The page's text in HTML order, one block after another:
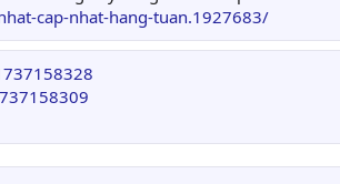
cap-nhat-hang-tuan.1927683/